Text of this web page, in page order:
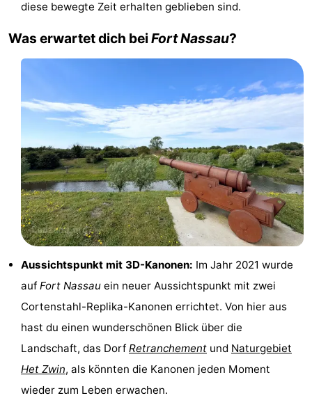
Zentren
Dörfer
&
Natur
Schwimmbader
Reiten
Golfplatze
Surfen
Essen
und
Wandern
Praktisch
Kreuzfahrtterminal
diese bewegte Zeit erhalten geblieben sind.
Was erwartet dich bei Fort Nassau?
Aussichtspunkt mit 3D-Kanonen: Im Jahr 2021 wurde
auf Fort Nassau ein neuer Aussichtspunkt mit zwei
Cortenstahl-Replika-Kanonen errichtet. Von hier aus
hast du einen wunderschönen Blick über die
Landschaft, das Dorf Retranchement und Naturgebiet
Het Zwin, als könnten die Kanonen jeden Moment
wieder zum Leben erwachen.